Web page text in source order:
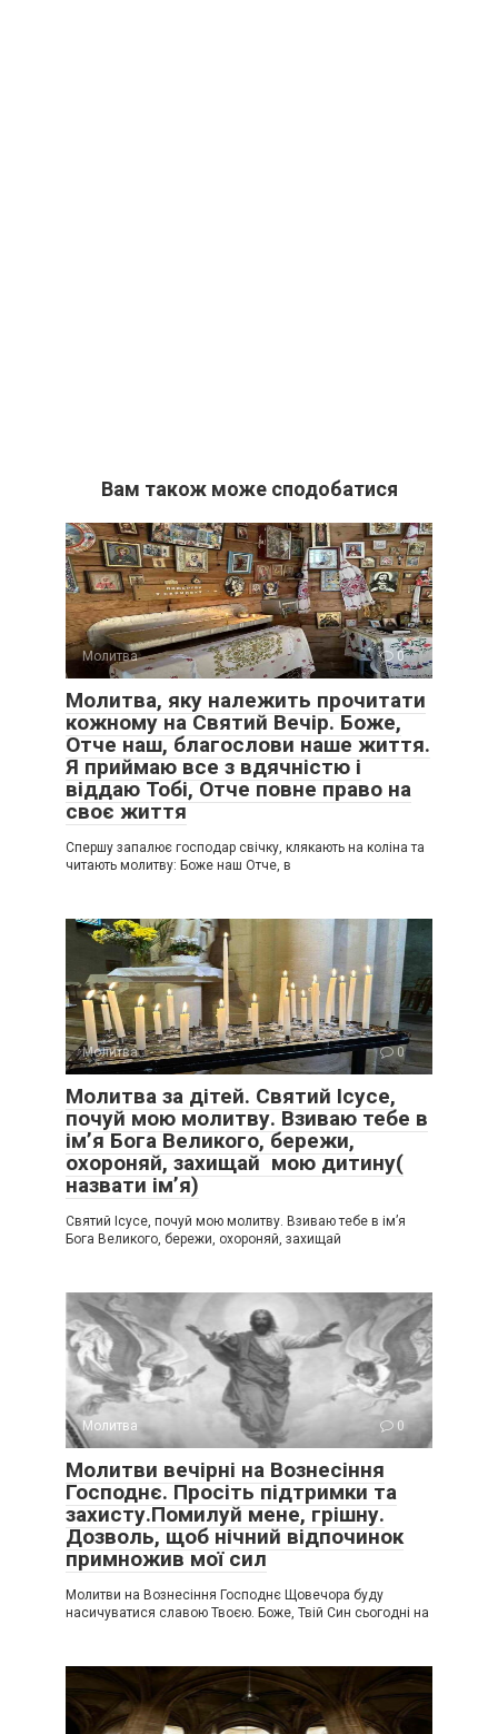
Вам також може сподобатися
Молитва 0
Молитва, яку належить прочитати
кожному на Святий Вечір. Боже,
Отче наш, благослови наше життя.
Я приймаю все з вдячністю і
віддаю Тобі, Отче повне право на
своє життя
Спершу запалює господар свічку, клякають на коліна та
читають молитву: Боже наш Отче, в
Молитва 0
Молитва за дітей. Святий Ісусе,
почуй мою молитву. Взиваю тебе в
імʼя Бога Великого, бережи,
охороняй, захищай мою дитину(
назвати імʼя)
Святий Ісусе, почуй мою молитву. Взиваю тебе в імʼя
Бога Великого, бережи, охороняй, захищай
Молитва 0
Молитви вечірні на Вознесіння
Господнє. Просіть підтримки та
захисту.Помилуй мене, грішну.
Дозволь, щоб нічний відпочинок
примножив мої сил
Молитви на Вознесіння Господнє Щовечора буду
насичуватися славою Твоєю. Боже, Твій Син сьогодні на